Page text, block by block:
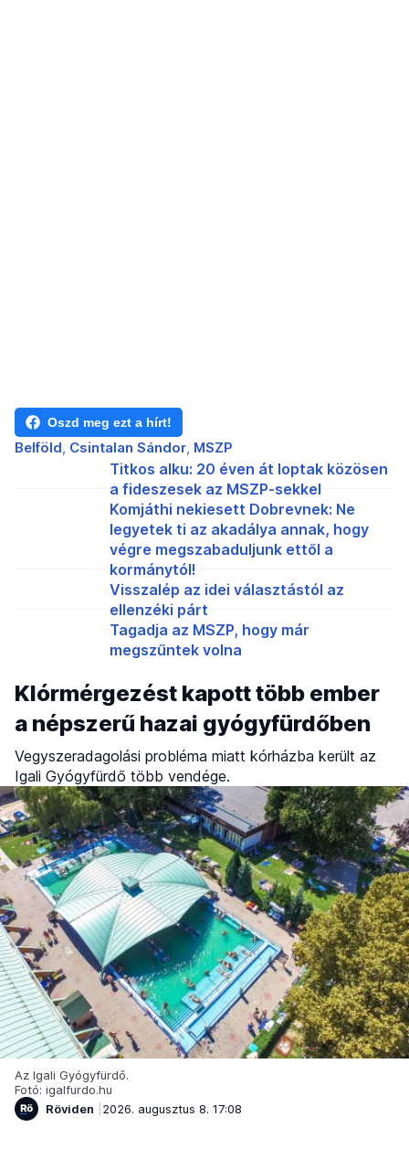
Oszd meg ezt a hírt!
Belföld Csintalan Sándor MSZP
Titkos alku: 20 éven át loptak közösen
a fideszesek az MSZP-sekkel
Komjáthi nekiesett Dobrevnek: Ne
legyetek ti az akadálya annak, hogy
végre megszabaduljunk ettől a
kormánytól!
Visszalép az idei választástól az
ellenzéki párt
Tagadja az MSZP, hogy már
megszűntek volna
Klórmérgezést kapott több ember
a népszerű hazai gyógyfürdőben
Vegyszeradagolási probléma miatt kórházba került az
Igali Gyógyfürdő több vendége.
Az Igali Gyógyfürdő.
Fotó: igalfurdo.hu
Röviden
2026. augusztus 8. 17:08